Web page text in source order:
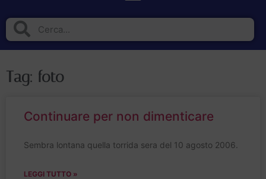
Tag: foto
Continuare per non dimenticare
Sembra lontana quella torrida sera del 10 agosto 2006.
LEGGI TUTTO »